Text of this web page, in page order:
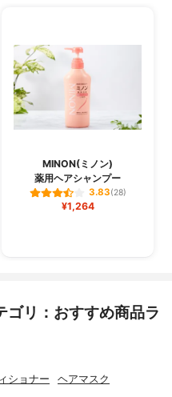
MINON(ミノン)
薬用ヘアシャンプー
3.83(28)
¥1,264
ゴリ：おすすめ商品ラ
ショナー ヘアマスク